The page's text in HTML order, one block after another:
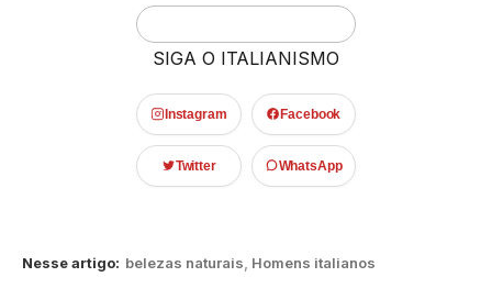
SIGA O ITALIANISMO
Instagram Facebook
Twitter WhatsApp
Nesse artigo: belezas naturais Homens italianos